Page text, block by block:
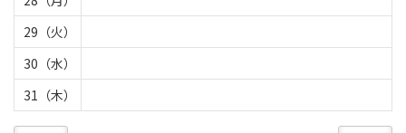
29（火）
30（水）
31（木）